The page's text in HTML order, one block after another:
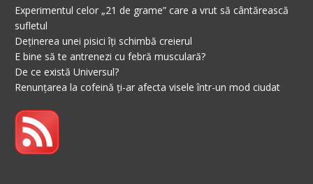
Experimentul celor „21 de grame” care a vrut să cântărească
sufletul
Deținerea unei pisici îți schimbă creierul
E bine să te antrenezi cu febră musculară?
De ce există Universul?
Renunțarea la cofeină ți-ar afecta visele într-un mod ciudat